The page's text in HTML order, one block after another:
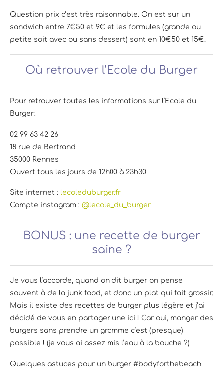
Question prix c’est très raisonnable. On est sur un
sandwich entre 7€50 et 9€ et les formules (grande ou
petite soit avec ou sans dessert) sont en 10€50 et 15€.
Où retrouver l’Ecole du Burger
Pour retrouver toutes les informations sur l’Ecole du
Burger:
02 99 63 42 26
18 rue de Bertrand
35000 Rennes
Ouvert tous les jours de 12h00 à 23h30
Site internet : lecoleduburger.fr
Compte instagram : @lecole_du_burger
BONUS : une recette de burger
saine ?
Je vous l’accorde, quand on dit burger on pense
souvent à de la junk food, et donc un plat qui fait grossir.
Mais il existe des recettes de burger plus légère et j’ai
décidé de vous en partager une ici ! Car oui, manger des
burgers sans prendre un gramme c’est (presque)
possible ! (je vous ai assez mis l’eau à la bouche ?)
Quelques astuces pour un burger #bodyforthebeach